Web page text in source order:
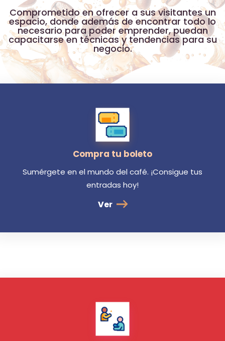
Comprometido en ofrecer a sus visitantes un
espacio, donde además de encontrar todo lo
necesario para poder emprender, puedan
capacitarse en técnicas y tendencias para su
negocio.
Compra tu boleto
Sumérgete en el mundo del café. ¡Consigue tus
entradas hoy!
Ver